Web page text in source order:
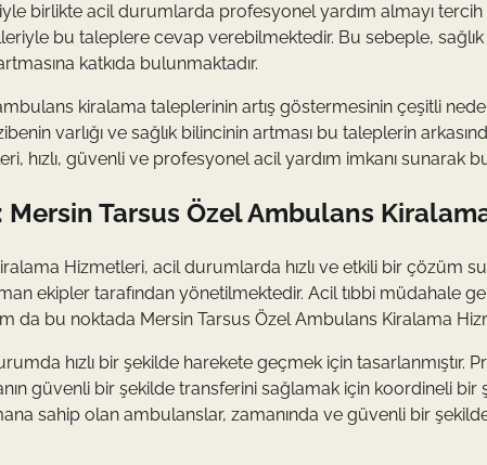
birlikte acil durumlarda profesyonel yardım almayı
bu taleplere cevap verebilmektedir. Bu sebeple,
katkıda bulunmaktadır.
kiralama taleplerinin artış göstermesinin çeşitli
varlığı ve sağlık bilincinin artması bu taleplerin
hızlı, güvenli ve profesyonel acil yardım imkanı sunarak
Mersin Tarsus Özel Ambulans
Hizmetleri, acil durumlarda hızlı ve etkili bir çözüm
ekipler tarafından yönetilmektedir. Acil tıbbi müdahale
da bu noktada Mersin Tarsus Özel Ambulans Kiralama
hızlı bir şekilde harekete geçmek için
güvenli bir şekilde transferini sağlamak için koordineli bir
sahip olan ambulanslar, zamanında ve güvenli bir şekilde